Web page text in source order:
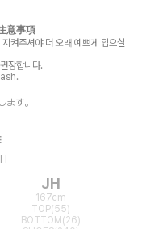
意事項
켜주셔야 더 오래 예쁘게 입으실
장합니다.
す。
JH
167cm
TOP(55)
BOTTOM(26)